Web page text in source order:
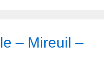
– Mireuil –